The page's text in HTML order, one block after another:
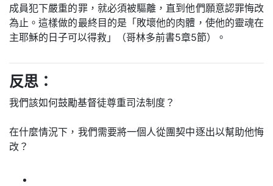
成員犯下嚴重的罪，就必須被驅離，直到他們願意認罪悔改
為止。這樣做的最終目的是「敗壞他的肉體，使他的靈魂在
主耶穌的日子可以得救」（哥林多前書5章5節）。
反思：
我們該如何鼓勵基督徒尊重司法制度？
在什麼情況下，我們需要將一個人從團契中逐出以幫助他悔
改？